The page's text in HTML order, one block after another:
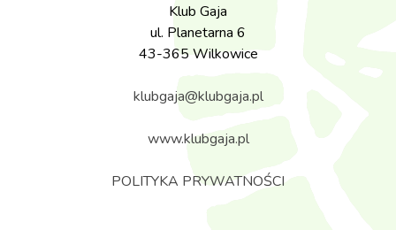
Klub Gaja
ul. Planetarna 6
43-365 Wilkowice
klubgaja@klubgaja.pl
www.klubgaja.pl
POLITYKA PRYWATNOŚCI